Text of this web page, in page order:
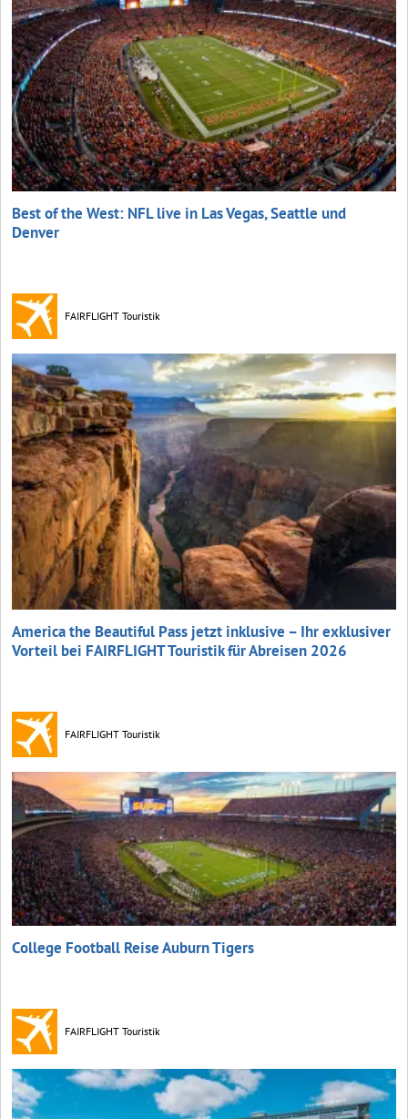
Best of the West: NFL live in Las Vegas, Seattle und
Denver
FAIRFLIGHT Touristik
America the Beautiful Pass jetzt inklusive – Ihr exklusiver
Vorteil bei FAIRFLIGHT Touristik für Abreisen 2026
FAIRFLIGHT Touristik
College Football Reise Auburn Tigers
FAIRFLIGHT Touristik